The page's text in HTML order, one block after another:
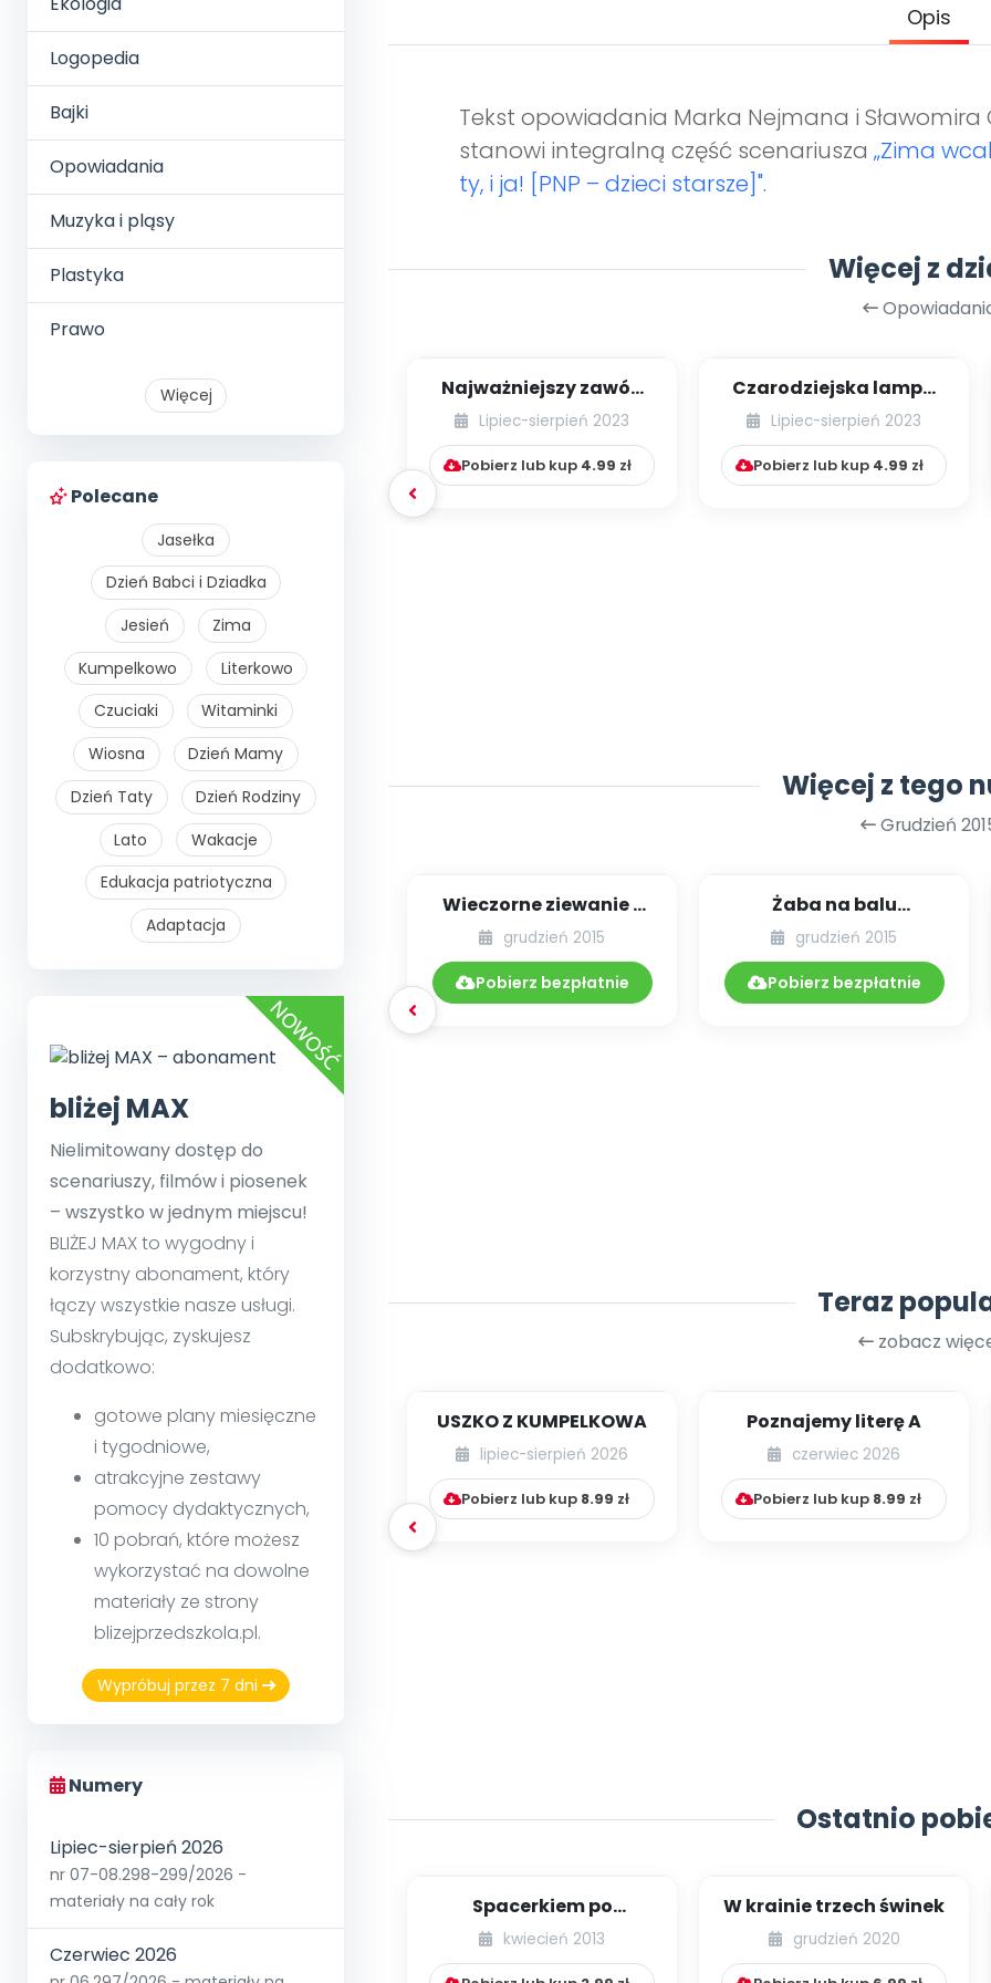
Logopedia
Bajki
Opowiadania
Muzyka i pląsy
Plastyka
Prawo
Więcej
Polecane
Jasełka
Dzień Babci i Dziadka
Jesień
Zima
Kumpelkowo
Literkowo
Czuciaki
Witaminki
Wiosna
Dzień Mamy
Dzień Taty
Dzień Rodziny
Lato
Wakacje
Edukacja patriotyczna
Adaptacja
bliżej MAX
Nielimitowany dostęp do
scenariuszy, filmów i piosenek
– wszystko w jednym miejscu!
BLIŻEJ MAX to wygodny i
korzystny abonament, który
łączy wszystkie nasze usługi.
Subskrybując, zyskujesz
dodatkowo:
gotowe plany miesięczne
i tygodniowe,
atrakcyjne zestawy
pomocy dydaktycznych,
10 pobrań, które możesz
wykorzystać na dowolne
materiały ze strony
blizejprzedszkola.pl.
Wypróbuj przez 7 dni
Numery
Lipiec-sierpień 2026
nr 07-08.298-299/2026 -
materiały na cały rok
Czerwiec 2026
Opis
Tekst opowiadania Marka Nejmana i Sławomira
stanowi integralną część scenariusza „Zima
ty, i ja! [PNP – dzieci starsze]".
Więcej z
Najważniejszy zawód
świata
Lipiec-sierpień 2023
Pobierz lub kup 4.99 zł
Czarodziejska lampa
Benjamina
Lipiec-sierpień 2023
Pobierz lub kup 4.99 zł
Więcej z tego
Grudzień
Wieczorne ziewanie -
opowiadanie
grudzień 2015
Pobierz bezpłatnie
Żaba na balu
karnawałowym -
opowiadanie
grudzień 2015
Pobierz bezpłatnie
Teraz
zobacz
USZKO Z KUMPELKOWA
lipiec-sierpień 2026
Pobierz lub kup 8.99 zł
Poznajemy literę A
czerwiec 2026
Pobierz lub kup 8.99 zł
Ostatnio
Spacerkiem po
Krakowie (inscenizacja
muzyczno-ruchowa)
kwiecień 2013
W krainie trzech świnek
grudzień 2020